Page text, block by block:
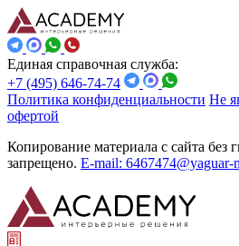
Единая справочная служба:
+7 (495) 646-74-74
Политика конфиденциальности Не
офертой
Копирование материала с сайта без
запрещено. E-mail: 6467474@yaguar-